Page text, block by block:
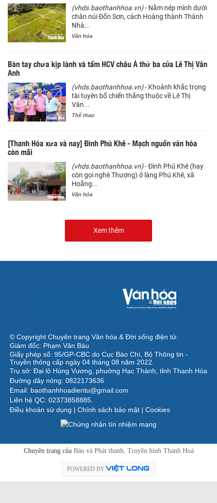
(vhds.baothanhhoa.vn)- Nằm nép mình dưới
chân núi Đốn Sơn, cách Hoàng thành Thành
Nhà...
Văn hóa
Bàn tay chưa kịp lành và tấm HCV châu Á thứ ba của Lê Thị Vân
Anh
(vhds.baothanhhoa.vn)- Khoảnh khắc trọng
tài tuyên bố chiến thắng thuộc về Lê Thị
Vân...
Thể thao
[Thanh Hóa xưa và nay] Đình Phú Khê - Mạch nguồn văn hóa
còn mãi
(vhds.baothanhhoa.vn)- Đình Phú Khê (hay
còn gọi nghè Thượng) ở làng Phú Khê, xã
Hoằng...
Văn hóa
Xem thêm
© Copyright Chuyên trang Văn hóa & Đời sống điện tử.
Giám đốc: Phạm Văn Báu
Giấy phép số: 95/GP-CBC do Cục Báo Chí, Bộ Thông tin -
Truyền thông cấp ngày 04 tháng 08 năm 2022.
Trụ sở: Đại lộ Hùng Vương, phường Hạc Thành, tỉnh Thanh Hóa
Đường dây nóng: 0822173636
Email: baothanhhoadientu@gmail.com
Liên hệ QC: 02373858885.
Điều khoản sử dụng | Chính sách bảo mật | Cookies
Chuyên trang của Báo và Phát thanh, Truyền hình Thanh Hoá
POWERED BY